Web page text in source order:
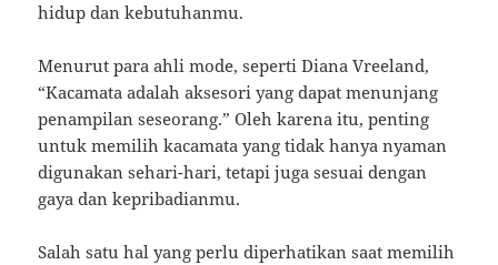
hidup dan kebutuhanmu.
Menurut para ahli mode, seperti Diana Vreeland,
“Kacamata adalah aksesori yang dapat menunjang
penampilan seseorang.” Oleh karena itu, penting
untuk memilih kacamata yang tidak hanya nyaman
digunakan sehari-hari, tetapi juga sesuai dengan
gaya dan kepribadianmu.
Salah satu hal yang perlu diperhatikan saat memilih